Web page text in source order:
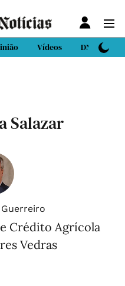
Vídeos DN Sport
Salazar
Crédito Agrícola
Vedras